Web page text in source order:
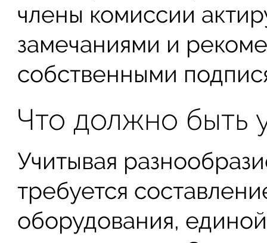
члены комиссии
замечаниями и
собственными
Что должно быть
Учитывая
требуется
оборудования,